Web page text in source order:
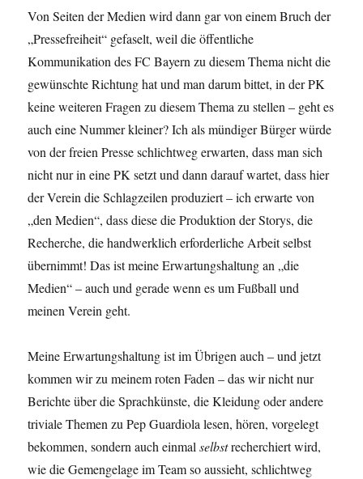
Von Seiten der Medien wird dann gar von einem Bruch der
„Pressefreiheit“ gefaselt, weil die öffentliche
Kommunikation des FC Bayern zu diesem Thema nicht die
gewünschte Richtung hat und man darum bittet, in der PK
keine weiteren Fragen zu diesem Thema zu stellen – geht es
auch eine Nummer kleiner? Ich als mündiger Bürger würde
von der freien Presse schlichtweg erwarten, dass man sich
nicht nur in eine PK setzt und dann darauf wartet, dass hier
der Verein die Schlagzeilen produziert – ich erwarte von
„den Medien“, dass diese die Produktion der Storys, die
Recherche, die handwerklich erforderliche Arbeit selbst
übernimmt! Das ist meine Erwartungshaltung an „die
Medien“ – auch und gerade wenn es um Fußball und
meinen Verein geht.
Meine Erwartungshaltung ist im Übrigen auch – und jetzt
kommen wir zu meinem roten Faden – das wir nicht nur
Berichte über die Sprachkünste, die Kleidung oder andere
triviale Themen zu Pep Guardiola lesen, hören, vorgelegt
bekommen, sondern auch einmalselbstrecherchiert wird,
wie die Gemengelage im Team so aussieht, schlichtweg